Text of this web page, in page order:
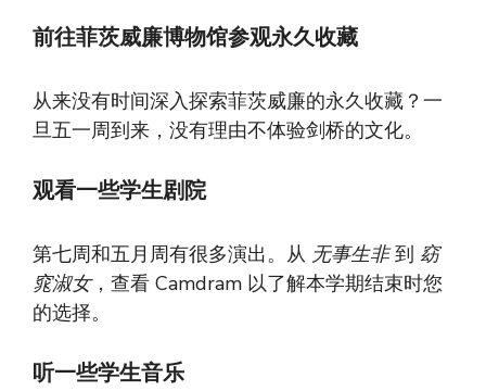
前往菲茨威廉博物馆参观永久收藏
从来没有时间深入探索菲茨威廉的永久收藏？一
旦五一周到来，没有理由不体验剑桥的文化。
观看一些学生剧院
第七周和五月周有很多演出。从 无事生非到 窈
窕淑女，查看 Camdram 以了解本学期结束时您
的选择。
听一些学生音乐